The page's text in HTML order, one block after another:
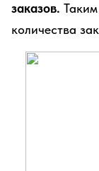
заказов.
количества